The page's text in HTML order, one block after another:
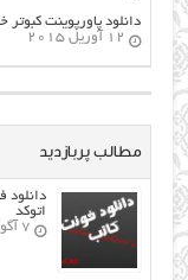
دانلود پاورپوینت کبوتر
12 آوریل 2015
مطالب پربازدید
دانلود
اتوکد
7 آگوست 2017